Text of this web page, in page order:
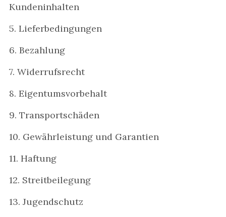
Kundeninhalten
5. Lieferbedingungen
6. Bezahlung
7. Widerrufsrecht
8. Eigentumsvorbehalt
9. Transportschäden
10. Gewährleistung und Garantien
11. Haftung
12. Streitbeilegung
13. Jugendschutz